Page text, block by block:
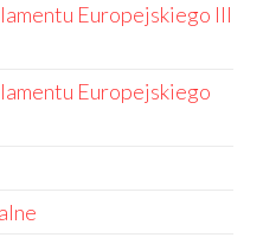
Europejskiego III
Europejskiego